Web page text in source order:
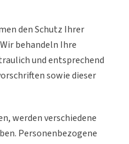
den Schutz Ihrer
behandeln Ihre
und entsprechend
sowie dieser
werden verschiedene
Personenbezogene